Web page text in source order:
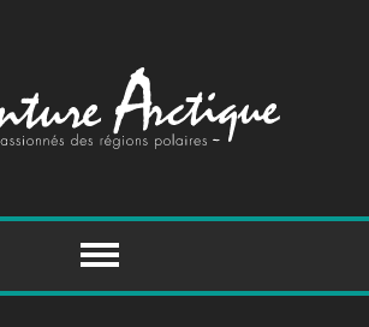
content